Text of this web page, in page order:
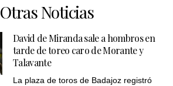
Otras Noticias
David de Miranda sale a hombros en
tarde de toreo caro de Morante y
Talavante
La plaza de toros de Badajoz registró